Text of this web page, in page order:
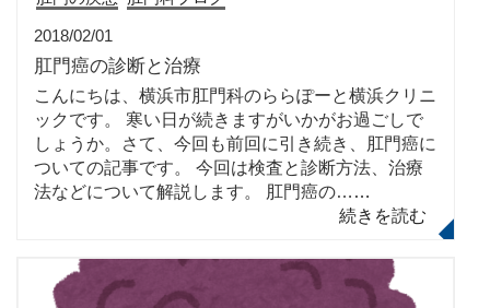
2018/02/01
肛門癌の診断と治療
こんにちは、横浜市肛門科のららぽーと横浜クリニ
ックです。 寒い日が続きますがいかがお過ごしで
しょうか。さて、今回も前回に引き続き、肛門癌に
ついての記事です。 今回は検査と診断方法、治療
法などについて解説します。 肛門癌の… …
続きを読む